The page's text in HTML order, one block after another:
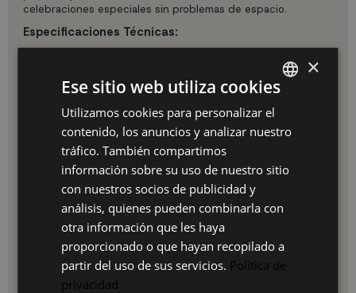
celebraciones especiales sin problemas de espacio.
Especificaciones Técnicas:
Estructura: Patas metálicas en U (80x40 mm)
Acabado tablero: Roble con veteado poroso
Color patas: Negro mate
Estilo: Industrial/Moderno
Montaje: Sencillo con instrucciones incluidas
Garantía: 3 años
Ventajas de Elegir esta Mesa:
Estructura metálica resistente y duradera
Tablero de 30mm de grosor superior
Diseño industrial atemporal
Fácil de limpiar y mantener
Versátil: comedor, trabajo, reuniones
SPANISH
ES
PT
×
Ese sitio web utiliza cookies
Utilizamos cookies para personalizar el
contenido, los anuncios y analizar nuestro
tráfico. También compartimos
información sobre su uso de nuestro sitio
con nuestros socios de publicidad y
análisis, quienes pueden combinarla con
otra información que les haya
proporcionado o que hayan recopilado a
partir del uso de sus servicios. Política de
privacidad